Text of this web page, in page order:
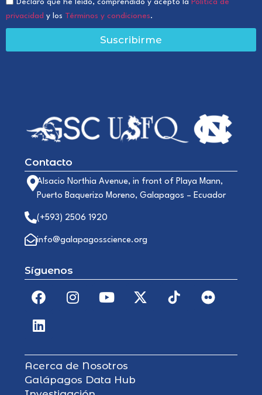
Declaro que he leído, comprendido y acepto la Política de
privacidad y los Términos y condiciones.
Suscribirme
Contacto
Alsacio Northia Avenue, in front of Playa Mann,
Puerto Baquerizo Moreno, Galapagos – Ecuador
(+593) 2506 1920
info@galapagosscience.org
Síguenos
Acerca de Nosotros
Galápagos Data Hub